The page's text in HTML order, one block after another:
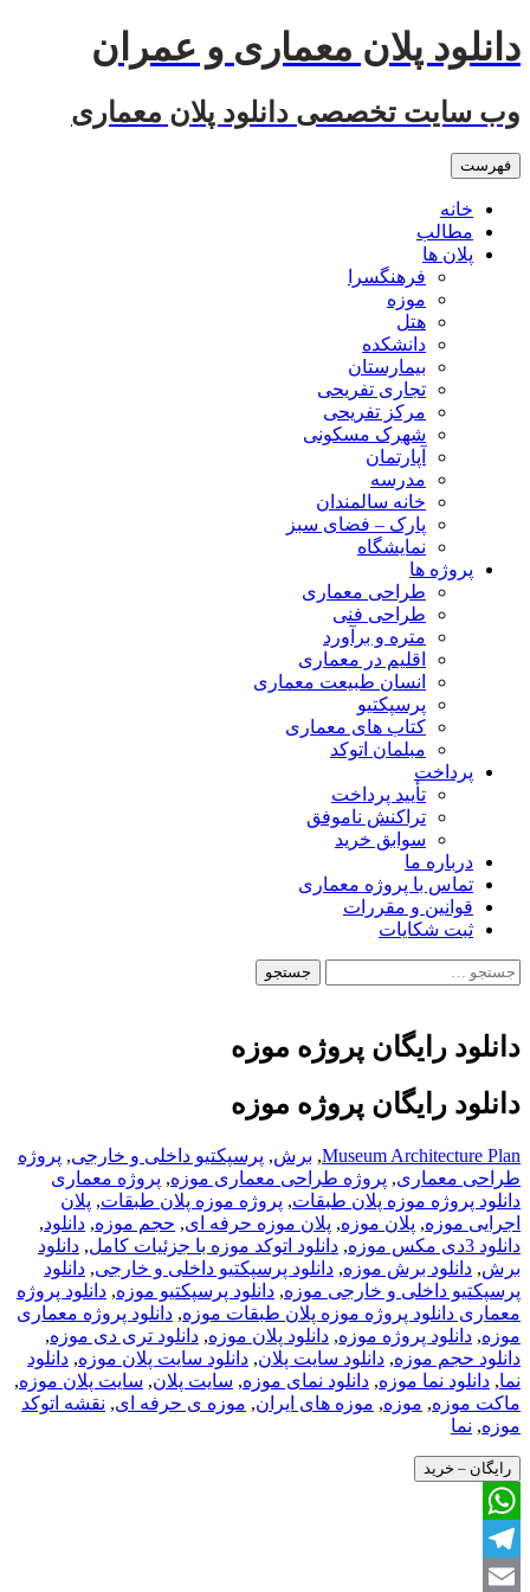
رفتن
به
دانلود پلان معماری و عمران
وب سایت تخصصی دانلود پلان معماری
فهرست
خانه
مطالب
پلان ها
فرهنگسرا
موزه
هتل
دانشکده
بیمارستان
تجاری تفریحی
مرکز تفریحی
شهرک مسکونی
آپارتمان
مدرسه
خانه سالمندان
پارک – فضای سبز
نمایشگاه
پروژه ها
طراحی معماری
طراحی فنی
متره و برآورد
اقلیم در معماری
انسان طبیعت معماری
پرسپکتیو
کتاب های معماری
مبلمان اتوکد
پرداخت
تأیید پرداخت
تراکنش ناموفق
سوابق خرید
درباره ما
تماس با پروژه معماری
قوانین و مقررات
ثبت شکایات
جستجو
برای:
دانلود رایگان پروژه موزه
دانلود رایگان پروژه موزه
Museum Architecture Plan
, برش, پرسپکتیو داخلی و خارجی, پروژه
طراحی معماری, پروژه طراحی معماری موزه, پروژه معماری
دانلود پروژه موزه پلان طبقات, پروژه موزه پلان طبقات, پلان
اجرایی موزه, پلان موزه, پلان موزه حرفه ای, حجم موزه, دانلود,
دانلود 3دی مکس موزه
, دانلود اتوکد موزه با جزئیات کامل, دانلود
برش, دانلود برش موزه, دانلود پرسپکتیو داخلی و خارجی, دانلود
پرسپکتیو داخلی و خارجی موزه, دانلود پرسپکتیو موزه, دانلود پروژه
معماری دانلود پروژه موزه پلان طبقات موزه, دانلود پروژه معماری
موزه, دانلود پروژه موزه, دانلود پلان موزه, دانلود تری دی موزه,
دانلود حجم موزه, دانلود سایت پلان, دانلود سایت پلان موزه, دانلود
نما, دانلود نما موزه, دانلود نمای موزه, سایت پلان, سایت پلان موزه,
ماکت موزه, موزه, موزه های ایران, موزه ی حرفه ای, نقشه اتوکد
موزه, نما
رایگان – خرید
WhatsApp
Telegram